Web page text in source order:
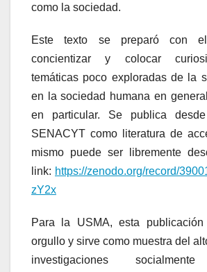
como la sociedad.
Este texto se preparó con
concientizar y colocar
temáticas poco exploradas de la
en la sociedad humana en
en particular. Se publica
SENACYT como literatura de
mismo puede ser libremente
link: https://zenodo.org/record/
zY2x
Para la USMA, esta
orgullo y sirve como muestra del
investigaciones